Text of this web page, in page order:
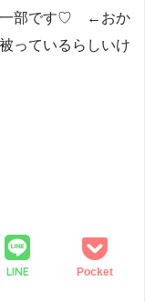
一部です♡ ←おか
っているらしいけ
LINE Pocket